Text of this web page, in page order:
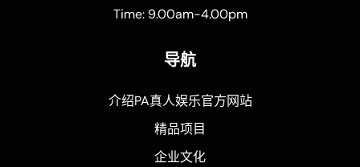
Time: 9.00am-4.00pm
导航
介绍PA真人娱乐官方网站
精品项目
企业文化